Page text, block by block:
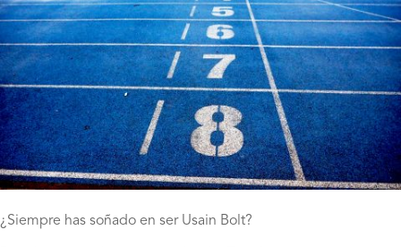
¿Siempre has soñado en ser Usain Bolt?